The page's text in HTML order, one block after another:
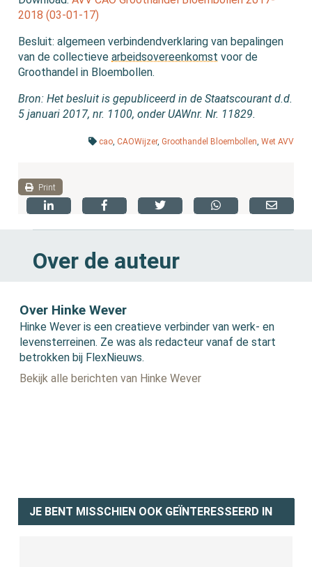
2018 (03-01-17)
Besluit: algemeen verbindendverklaring van bepalingen
van de collectievearbeidsovereenkomst voor de
Groothandel in Bloembollen.
Bron: Het besluit is gepubliceerd in de Staatscourant d.d.
5 januari 2017, nr. 1100, onder UAWnr. Nr. 11829.
cao, CAOWijzer, Groothandel Bloembollen, Wet AVV
Print
Over de auteur
Over Hinke Wever
Hinke Wever is een creatieve verbinder van werk- en
levensterreinen. Ze was als redacteur vanaf de start
betrokken bij FlexNieuws.
Bekijk alle berichten van Hinke Wever
JE BENT MISSCHIEN OOK GEÏNTERESSEERD IN